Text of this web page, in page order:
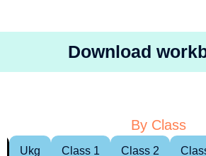
Download
By Class
Ukg Class 1 Class 2